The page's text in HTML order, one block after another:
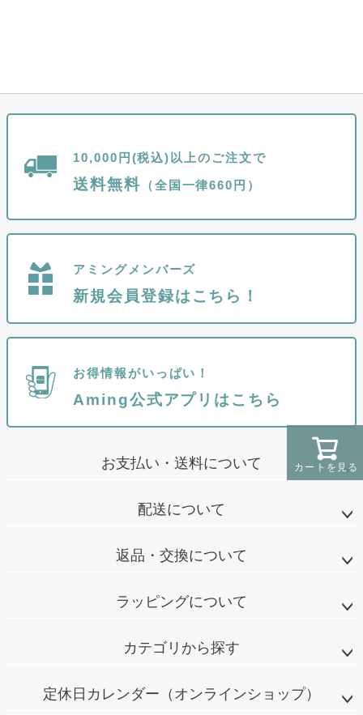
カートを見る
10,000円(税込)以上のご注文で
送料無料 （全国一律660円）
アミングメンバーズ
新規会員登録はこちら！
お得情報がいっぱい！
Aming公式アプリはこちら
お支払い・送料について
配送について
返品・交換について
ラッピングについて
カテゴリから探す
定休日カレンダー（オンラインショップ）